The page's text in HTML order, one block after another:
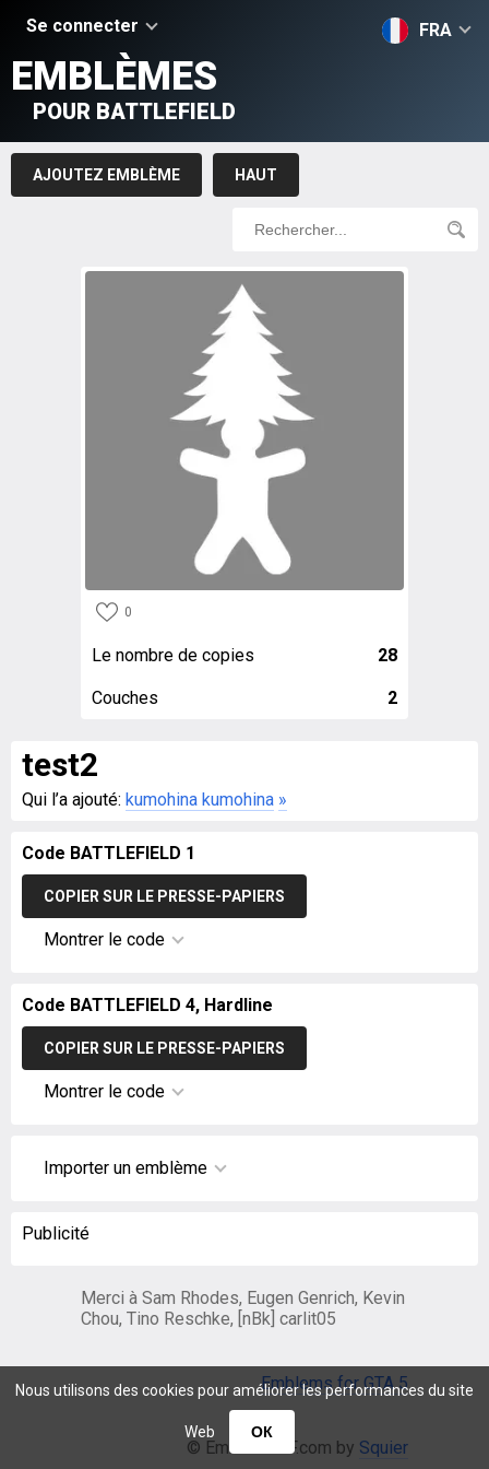
Nous utilisons des cookies pour améliorer les performances du site
Web ОК
Se connecter FRA
EMBLÈMES
POUR BATTLEFIELD
AJOUTEZ EMBLÈME HAUT
0
Le nombre de copies 28
Couches 2
test2
Qui l’a ajouté: kumohina kumohina »
Code BATTLEFIELD 1
COPIER SUR LE PRESSE-PAPIERS
Montrer le code
Code BATTLEFIELD 4, Hardline
COPIER SUR LE PRESSE-PAPIERS
Montrer le code
Importer un emblème
Publicité
Merci à Sam Rhodes, Eugen Genrich, Kevin
Chou, Tino Reschke, [nBk] carlit05
Emblems for GTA 5
© EmblemsBF.com by Squier